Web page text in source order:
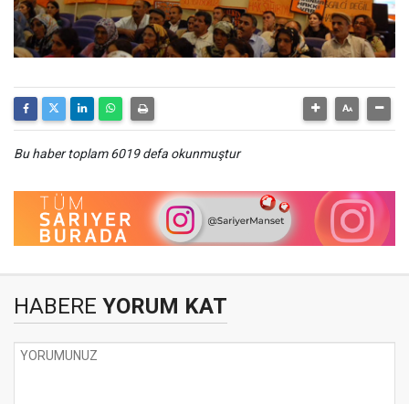
Bu haber toplam 6019 defa okunmuştur
HABERE YORUM KAT